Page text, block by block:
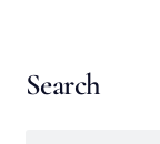
Search